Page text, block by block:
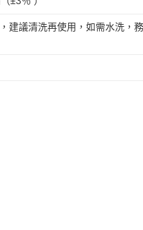
建議清洗再使用，如需水洗，